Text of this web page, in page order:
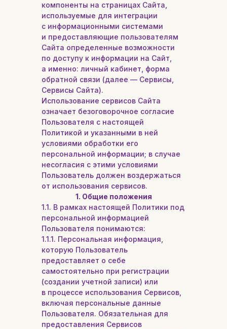
компоненты на страницах Сайта,
используемые для интеграции
с информационными системами
и предоставляющие пользователям
Сайта определенные возможности
по доступу к информации на Сайт,
а именно: личный кабинет, форма
обратной связи (далее — Сервисы,
Сервисы Сайта).
Использование сервисов Сайта
означает безоговорочное согласие
Пользователя с настоящей
Политикой и указанными в ней
условиями обработки его
персональной информации; в случае
несогласия с этими условиями
Пользователь должен воздержаться
от использования сервисов.
1. Общие положения
1.1. В рамках настоящей Политики под
персональной информацией
Пользователя понимаются:
1.1.1. Персональная информация,
которую Пользователь
предоставляет о себе
самостоятельно при регистрации
(создании учетной записи) или
в процессе использования Сервисов,
включая персональные данные
Пользователя. Обязательная для
предоставления Сервисов